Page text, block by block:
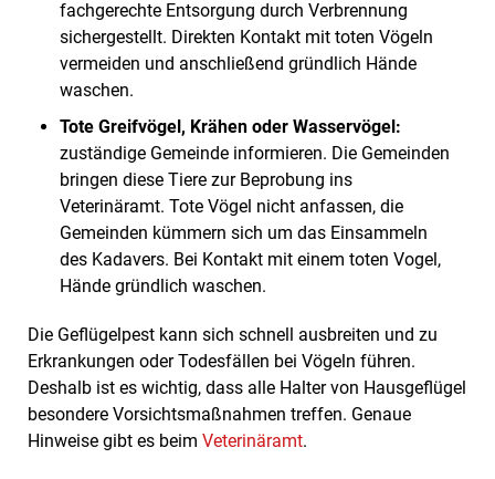
fachgerechte Entsorgung durch Verbrennung
sichergestellt. Direkten Kontakt mit toten Vögeln
vermeiden und anschließend gründlich Hände
waschen.
Tote Greifvögel, Krähen oder Wasservögel:
zuständige Gemeinde informieren. Die Gemeinden
bringen diese Tiere zur Beprobung ins
Veterinäramt. Tote Vögel nicht anfassen, die
Gemeinden kümmern sich um das Einsammeln
des Kadavers. Bei Kontakt mit einem toten Vogel,
Hände gründlich waschen.
Die Geflügelpest kann sich schnell ausbreiten und zu
Erkrankungen oder Todesfällen bei Vögeln führen.
Deshalb ist es wichtig, dass alle Halter von Hausgeflügel
besondere Vorsichtsmaßnahmen treffen. Genaue
Hinweise gibt es beim Veterinäramt.